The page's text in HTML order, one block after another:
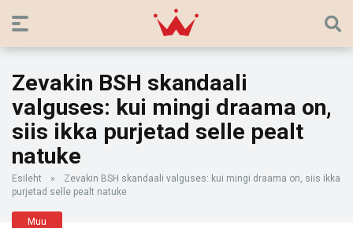
Zevakin BSH skandaali
valguses: kui mingi draama on,
siis ikka purjetad selle pealt
natuke
Esileht »
Zevakin BSH skandaali valguses: kui mingi draama on, siis ikka
purjetad selle pealt natuke
Muu